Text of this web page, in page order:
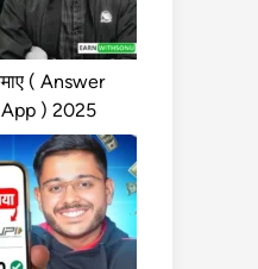
( Answer
App ) 2025